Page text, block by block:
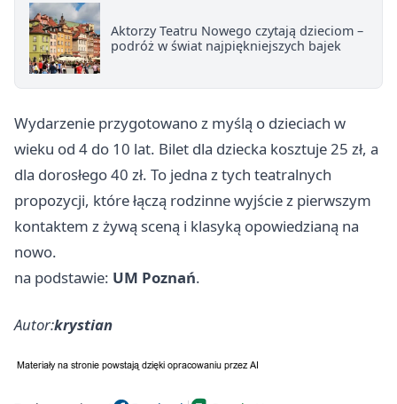
Aktorzy Teatru Nowego czytają dzieciom –
podróż w świat najpiękniejszych bajek
Wydarzenie przygotowano z myślą o dzieciach w
wieku od 4 do 10 lat. Bilet dla dziecka kosztuje 25 zł, a
dla dorosłego 40 zł. To jedna z tych teatralnych
propozycji, które łączą rodzinne wyjście z pierwszym
kontaktem z żywą sceną i klasyką opowiedzianą na
nowo.
na podstawie: UM Poznań.
Autor:krystian